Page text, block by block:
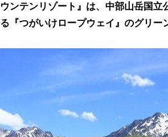
ンテンリゾート』は、中部山岳国
『つがいけロープウェイ』のグリー